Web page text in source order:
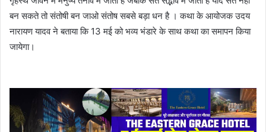
बन सकते तो संतोषी बन जाओ संतोष सबसे बड़ा धन है । कथा के आयोजक उदय
नारायण यादव ने बताया कि 13 मई को भव्य भंडारे के साथ कथा का समापन किया
जायेगा।